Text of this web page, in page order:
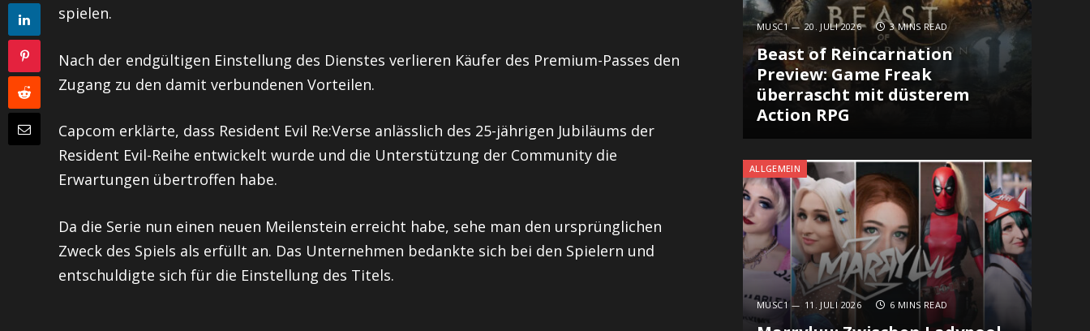
spielen.
Nach der endgültigen Einstellung des Dienstes verlieren Käufer des Premium-Passes den
Zugang zu den damit verbundenen Vorteilen.
Capcom erklärte, dass Resident Evil Re:Verse anlässlich des 25-jährigen Jubiläums der
Resident Evil-Reihe entwickelt wurde und die Unterstützung der Community die
Erwartungen übertroffen habe.
Da die Serie nun einen neuen Meilenstein erreicht habe, sehe man den ursprünglichen
Zweck des Spiels als erfüllt an. Das Unternehmen bedankte sich bei den Spielern und
entschuldigte sich für die Einstellung des Titels.
MUSC1 20. JULI 2026 3 MINS READ
Beast of Reincarnation
Preview: Game Freak
überrascht mit düsterem
Action RPG
ALLGEMEIN
MUSC1 11. JULI 2026 6 MINS READ